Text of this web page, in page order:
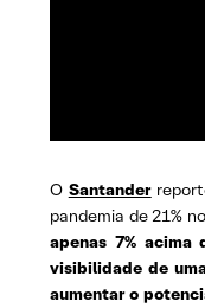
O Santander
pandemia de 21%
apenas 7% acima
visibilidade de
aumentar o